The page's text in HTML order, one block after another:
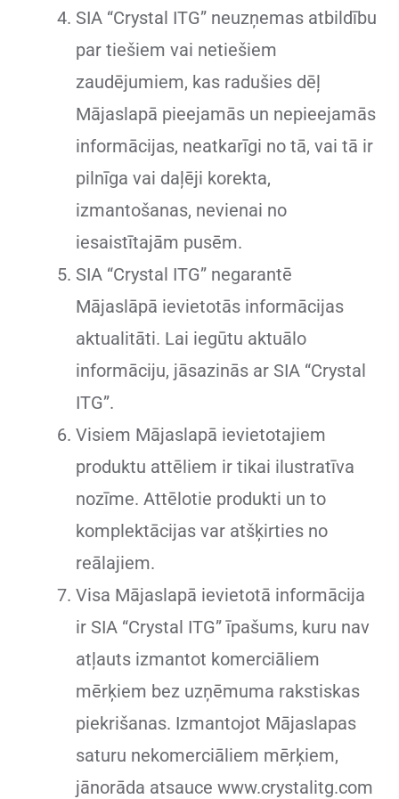
SIA “Crystal ITG” neuzņemas atbildību
par tiešiem vai netiešiem
zaudējumiem, kas radušies dēļ
Mājaslapā pieejamās un nepieejamās
informācijas, neatkarīgi no tā, vai tā ir
pilnīga vai daļēji korekta,
izmantošanas, nevienai no
iesaistītajām pusēm.
SIA “Crystal ITG” negarantē
Mājaslāpā ievietotās informācijas
aktualitāti. Lai iegūtu aktuālo
informāciju, jāsazinās ar SIA “Crystal
ITG”.
Visiem Mājaslapā ievietotajiem
produktu attēliem ir tikai ilustratīva
nozīme. Attēlotie produkti un to
komplektācijas var atšķirties no
reālajiem.
Visa Mājaslapā ievietotā informācija
ir SIA “Crystal ITG” īpašums, kuru nav
atļauts izmantot komerciāliem
mērķiem bez uzņēmuma rakstiskas
piekrišanas. Izmantojot Mājaslapas
saturu nekomerciāliem mērķiem,
jānorāda atsauce www.crystalitg.com